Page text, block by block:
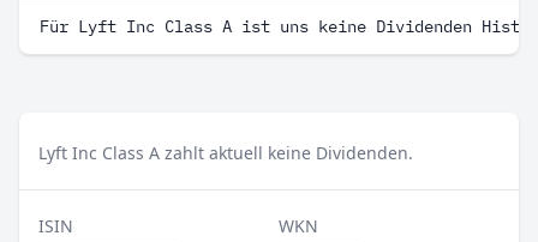
Für Lyft Inc Class A ist uns keine Dividenden
Lyft Inc Class A zahlt aktuell keine Dividenden.
ISIN
WKN